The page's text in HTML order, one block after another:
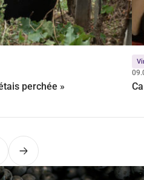
perchée »
Suivant